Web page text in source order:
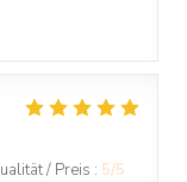
/ Preis : 5/5